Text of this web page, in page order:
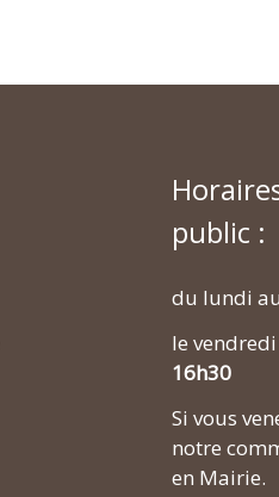
public :
du lundi
le
16h30
Si vous
notre
en Mairie.